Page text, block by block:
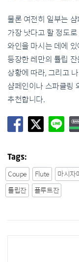
물론 여전히 일부는
가장 낫다고 할 정도
와인을 마시는 데에
등장한 레만의 튤립
상황에 따라, 그리고
샴페인이나 스파클링
추천합니다.
Tags:
Coupe Flute 마시자
튤립잔
플루트잔